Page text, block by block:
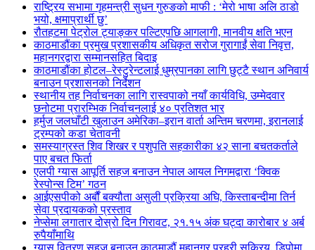
राष्ट्रिय सभामा गृहमन्त्री सुधन गुरुङको माफी : ‘मेरो भाषा अलि ठाडो
भयो, क्षमाप्रार्थी छु’
रौतहटमा पेट्रोल ट्याङ्कर पल्टिएपछि आगलागी, मानवीय क्षति भएन
काठमाडौंका प्रमुख प्रशासकीय अधिकृत सरोज गुरागाईं सेवा निवृत्त,
महानगरद्वारा सम्मानसहित बिदाइ
काठमाडौंका होटल–रेस्टुरेन्टलाई धुम्रपानका लागि छुट्टै स्थान अनिवार्य
बनाउन प्रशासनको निर्देशन
स्थानीय तह निर्वाचनका लागि रास्वपाको नयाँ कार्यविधि, उम्मेदवार
छनोटमा प्रारम्भिक निर्वाचनलाई ४० प्रतिशत भार
हर्मुज जलघाँटी खुलाउन अमेरिका–इरान वार्ता अन्तिम चरणमा, इरानलाई
ट्रम्पको कडा चेतावनी
समस्याग्रस्त शिव शिखर र पशुपति सहकारीका ४२ साना बचतकर्ताले
पाए बचत फिर्ता
एलपी ग्यास आपूर्ति सहज बनाउन नेपाल आयल निगमद्वारा ‘क्विक
रेस्पोन्स टिम’ गठन
आईएसपीको अर्बौं बक्यौता असुली प्रक्रिया अघि, किस्ताबन्दीमा तिर्न
सेवा प्रदायकको प्रस्ताव
नेप्सेमा लगातार दोस्रो दिन गिरावट, २१.१५ अंक घट्दा कारोबार ४ अर्ब
रुपैयाँमाथि
ग्यास वितरण सहज बनाउन काठमाडौं महानगर प्रहरी सक्रिय, डिपोमा